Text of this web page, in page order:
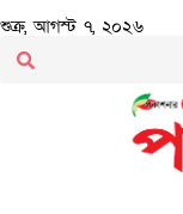
শুক্র, আগস্ট ৭, ২০২৬